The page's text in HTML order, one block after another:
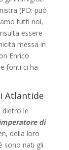
(PD: può
tutti noi,
essere
messa in
Enrico
fonti ci ha
Atlantide
dietro le
di
della loro
sono nati gli